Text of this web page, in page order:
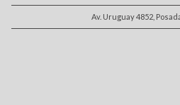
Av. Uruguay 4852,